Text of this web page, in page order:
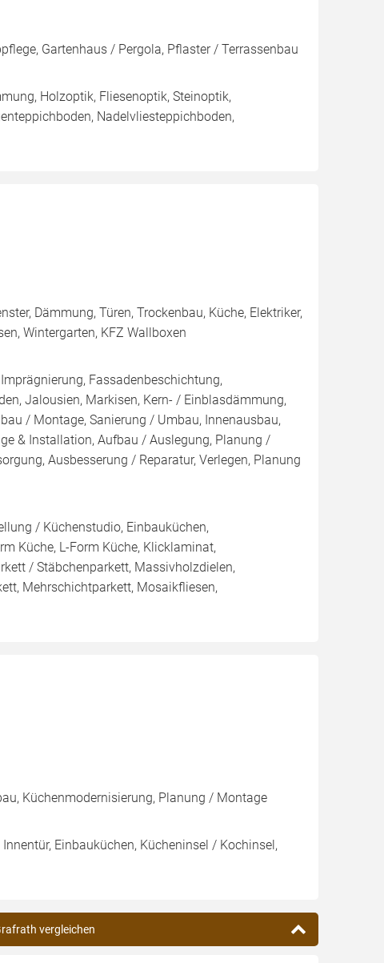
Gartenhaus / Pergola, Pflaster / Terrassenbau
Holzoptik, Fliesenoptik, Steinoptik,
Nadelvliesteppichboden,
Dämmung, Türen, Trockenbau, Küche, Elektriker,
Wintergarten, KFZ Wallboxen
Fassadenbeschichtung,
Jalousien, Markisen, Kern- / Einblasdämmung,
/ Montage, Sanierung / Umbau, Innenausbau,
& Installation, Aufbau / Auslegung, Planung /
Ausbesserung / Reparatur, Verlegen, Planung
/ Küchenstudio, Einbauküchen,
Küche, L-Form Küche, Klicklaminat,
/ Stäbchenparkett, Massivholzdielen,
Mehrschichtparkett, Mosaikfliesen,
Küchenmodernisierung, Planung / Montage
Einbauküchen, Kücheninsel / Kochinsel,
vergleichen